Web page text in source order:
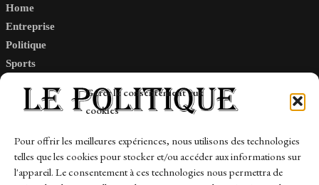
Gérer le consentement aux
cookies
Pour offrir les meilleures expériences, nous utilisons des technologies
telles que les cookies pour stocker et/ou accéder aux informations sur
l'appareil. Le consentement à ces technologies nous permettra de
Home
Entreprise
Politique
Sports
Links